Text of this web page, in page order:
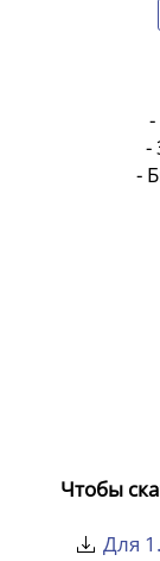
-
-
Чтобы
Для